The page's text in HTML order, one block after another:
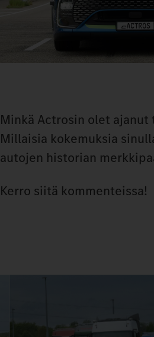
Minkä Actrosin olet ajanut
Millaisia kokemuksia
autojen historian
Kerro siitä kommenteissa!